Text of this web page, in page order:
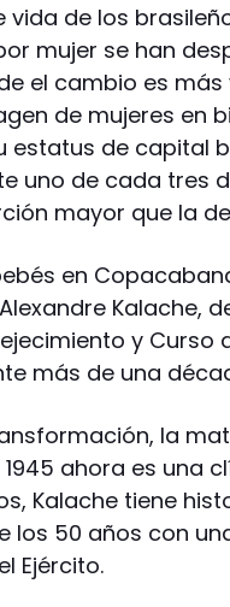
vida de los
mujer se han
el cambio es
de mujeres en
estatus de capital
uno de cada tres
mayor que la
en
Kalache,
y Curso
más de una
la
ahora es una
Kalache tiene
los 50 años con
Ejército.